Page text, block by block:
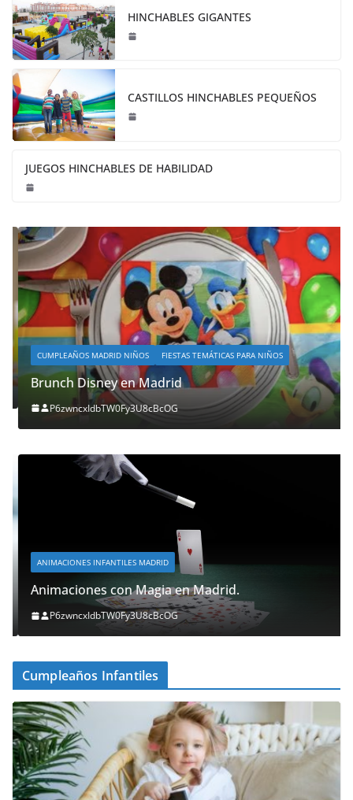
HINCHABLES GIGANTES
CASTILLOS HINCHABLES PEQUEÑOS
JUEGOS HINCHABLES DE HABILIDAD
CUMPLEAÑOS MADRID NIÑOS FIESTAS TEMÁTICAS PARA NIÑOS
Brunch Disney en Madrid
P6zwncxIdbTW0Fy3U8cBcOG
ANIMACIONES INFANTILES MADRID
Animaciones con Magia en Madrid.
P6zwncxIdbTW0Fy3U8cBcOG
Cumpleaños Infantiles